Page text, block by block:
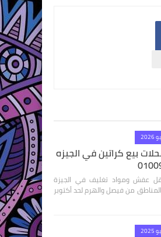
بيع كراتين في الجيزه
عفش ومواد تغليف في الجيزة
من فيصل والهرم لحد أكتوبر